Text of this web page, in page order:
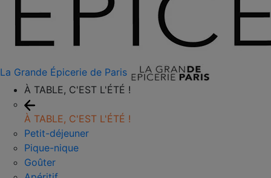
La Grande Épicerie de Paris
À TABLE, C'EST L'ÉTÉ !
À TABLE, C'EST L'ÉTÉ !
Petit-déjeuner
Pique-nique
Goûter